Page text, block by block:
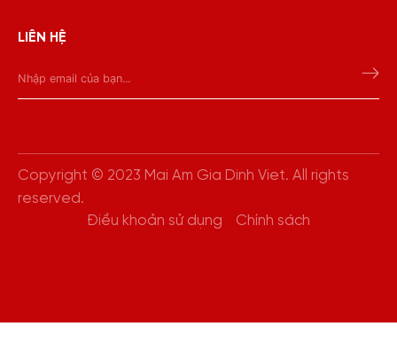
LIÊN HỆ
Copyright © 2023 Mai Am Gia Dinh Viet. All rights
reserved.
Điều khoản sử dụng
Chính sách